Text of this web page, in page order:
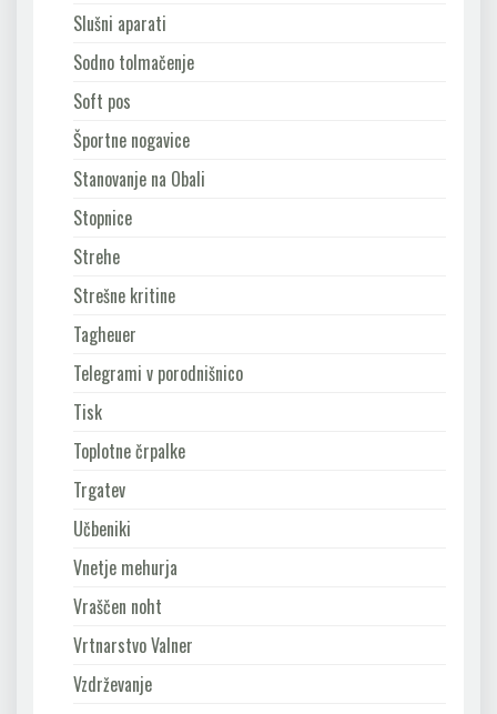
Slušni aparati
Sodno tolmačenje
Soft pos
Športne nogavice
Stanovanje na Obali
Stopnice
Strehe
Strešne kritine
Tagheuer
Telegrami v porodnišnico
Tisk
Toplotne črpalke
Trgatev
Učbeniki
Vnetje mehurja
Vraščen noht
Vrtnarstvo Valner
Vzdrževanje